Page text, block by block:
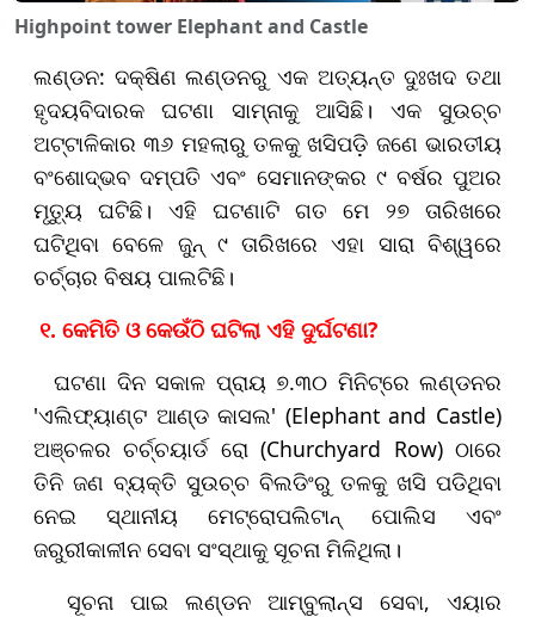
Highpoint tower Elephant and Castle
ଲଣ୍ଡନ: ଦକ୍ଷିଣ ଲଣ୍ଡନରୁ ଏକ ଅତ୍ୟନ୍ତ ଦୁଃଖଦ ତଥା
ହୃଦୟବିଦାରକ ଘଟଣା ସାମ୍ନାକୁ ଆସିଛି। ଏକ ସୁଉଚ୍ଚ
ଅଟ୍ଟାଳିକାର ୩୬ ମହଲାରୁ ତଳକୁ ଖସିପଡ଼ି ଜଣେ ଭାରତୀୟ
ବଂଶୋଦ୍ଭବ ଦମ୍ପତି ଏବଂ ସେମାନଙ୍କର ୯ ବର୍ଷର ପୁଅର
ମୃତ୍ୟୁ ଘଟିଛି। ଏହି ଘଟଣାଟି ଗତ ମେ ୨୭ ତାରିଖରେ
ଘଟିଥିବା ବେଳେ ଜୁନ୍ ୯ ତାରିଖରେ ଏହା ସାରା ବିଶ୍ୱରେ
ଚର୍ଚ୍ଚାର ବିଷୟ ପାଲଟିଛି।
୧. କେମିତି ଓ କେଉଁଠି ଘଟିଲା ଏହି ଦୁର୍ଘଟଣା?
ଘଟଣା ଦିନ ସକାଳ ପ୍ରାୟ ୭.୩୦ ମିନିଟ୍‌ରେ ଲଣ୍ଡନର
'ଏଲିଫ୍ୟାଣ୍ଟ ଆଣ୍ଡ କାସଲ' (Elephant and Castle)
ଅଞ୍ଚଳର ଚର୍ଚ୍ଚୟାର୍ଡ ରୋ (Churchyard Row) ଠାରେ
ତିନି ଜଣ ବ୍ୟକ୍ତି ସୁଉଚ୍ଚ ବିଲଡିଂରୁ ତଳକୁ ଖସି ପଡିଥିବା
ନେଇ ସ୍ଥାନୀୟ ମେଟ୍ରୋପଲିଟାନ୍ ପୋଲିସ ଏବଂ
ଜରୁରୀକାଳୀନ ସେବା ସଂସ୍ଥାକୁ ସୂଚନା ମିଳିଥିଲା।
ସୂଚନା ପାଇ ଲଣ୍ଡନ ଆମ୍ବୁଲାନ୍ସ ସେବା, ଏୟାର